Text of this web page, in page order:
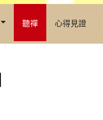
聽禪 心得見證